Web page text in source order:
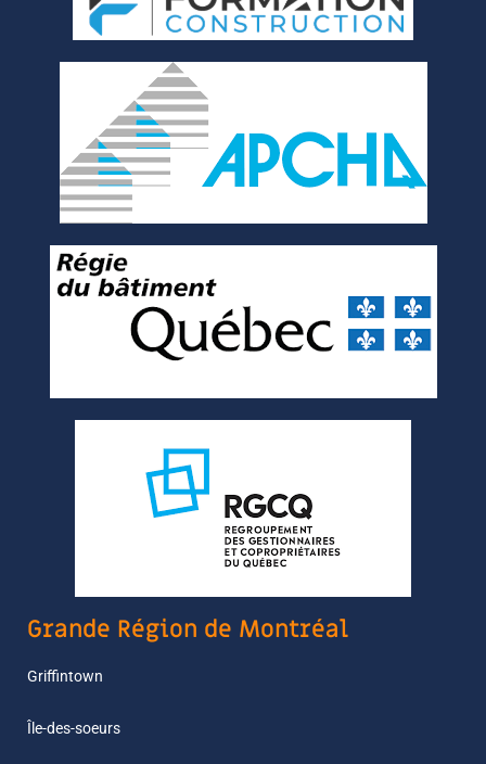
Grande Région de Montréal
Griffintown
Île-des-soeurs